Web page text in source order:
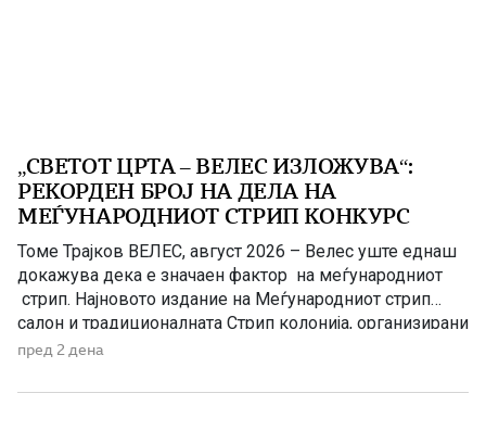
„СВЕТОТ ЦРТА – ВЕЛЕС ИЗЛОЖУВА“:
РЕКОРДЕН БРОЈ НА ДЕЛА НА
МЕЃУНАРОДНИОТ СТРИП КОНКУРС
Томе Трајков ВЕЛЕС, август 2026 – Велес уште еднаш
докажува дека е значаен фактор на меѓународниот
стрип. Најновото издание на Меѓународниот стрип
салон и традиционалната Стрип колонија, организирани
од Стрип центарот на Македонија (СЦМ-Велес),
на пријавени дела на меѓународниот конкурс. Притоа,
пред 2 дена